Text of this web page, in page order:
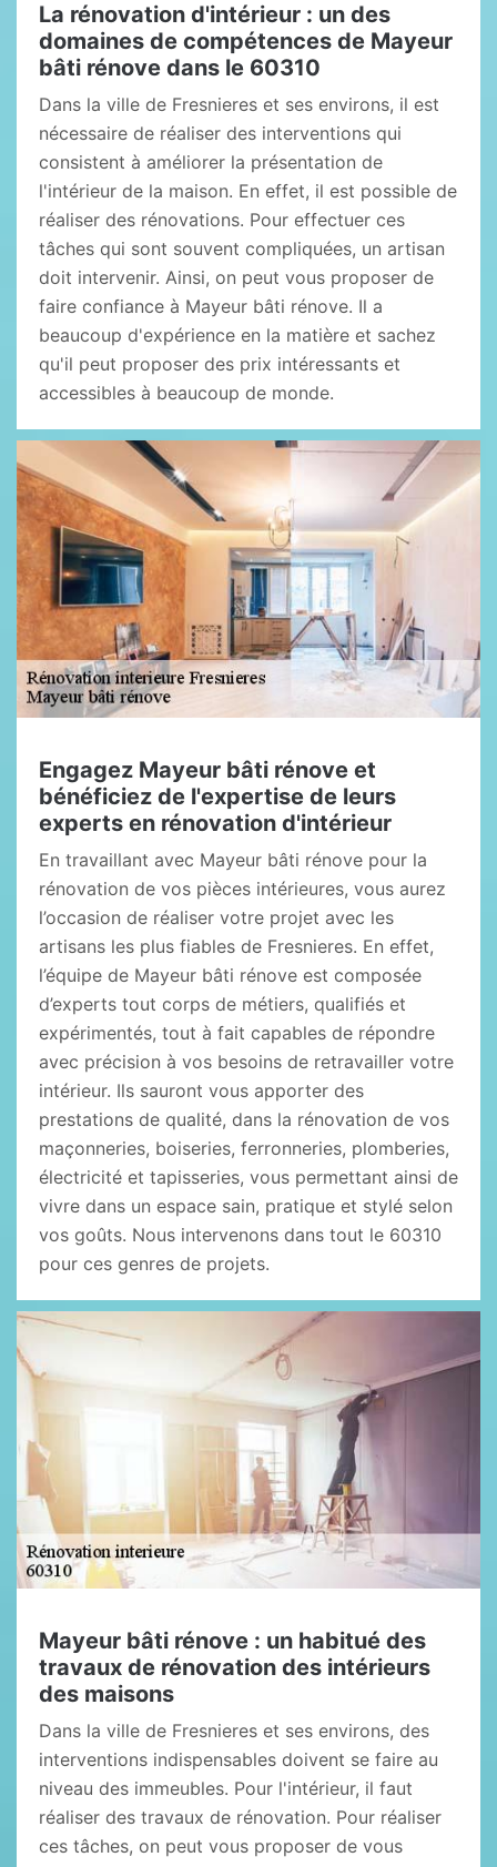
La rénovation d'intérieur : un des
domaines de compétences de Mayeur
bâti rénove dans le 60310
Dans la ville de Fresnieres et ses environs, il est
nécessaire de réaliser des interventions qui
consistent à améliorer la présentation de
l'intérieur de la maison. En effet, il est possible de
réaliser des rénovations. Pour effectuer ces
tâches qui sont souvent compliquées, un artisan
doit intervenir. Ainsi, on peut vous proposer de
faire confiance à Mayeur bâti rénove. Il a
beaucoup d'expérience en la matière et sachez
qu'il peut proposer des prix intéressants et
accessibles à beaucoup de monde.
Engagez Mayeur bâti rénove et
bénéficiez de l'expertise de leurs
experts en rénovation d'intérieur
En travaillant avec Mayeur bâti rénove pour la
rénovation de vos pièces intérieures, vous aurez
l’occasion de réaliser votre projet avec les
artisans les plus fiables de Fresnieres. En effet,
l’équipe de Mayeur bâti rénove est composée
d’experts tout corps de métiers, qualifiés et
expérimentés, tout à fait capables de répondre
avec précision à vos besoins de retravailler votre
intérieur. Ils sauront vous apporter des
prestations de qualité, dans la rénovation de vos
maçonneries, boiseries, ferronneries, plomberies,
électricité et tapisseries, vous permettant ainsi de
vivre dans un espace sain, pratique et stylé selon
vos goûts. Nous intervenons dans tout le 60310
pour ces genres de projets.
Mayeur bâti rénove : un habitué des
travaux de rénovation des intérieurs
des maisons
Dans la ville de Fresnieres et ses environs, des
interventions indispensables doivent se faire au
niveau des immeubles. Pour l'intérieur, il faut
réaliser des travaux de rénovation. Pour réaliser
ces tâches, on peut vous proposer de vous